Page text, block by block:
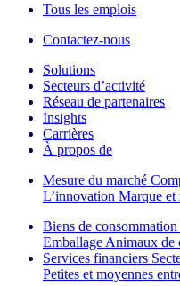
Tous les emplois
Contactez-nous
Solutions
Secteurs d’activité
Réseau de partenaires
Insights
Carrières
À propos de
Mesure du marché
L’innovation Marque et
Biens de consommation
Emballage Animaux de
Services financiers
Petites et moyennes